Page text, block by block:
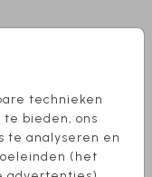
technieken
bieden, ons
te analyseren en
(het
naar eigen
formaat